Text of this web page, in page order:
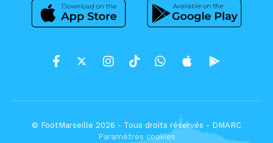
© FootMarseille 2026 - Tous droits réservés - DMARC
Paramètres cookies